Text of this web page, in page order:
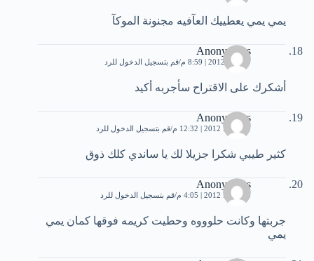
يمي يمي يعطييك العآفيه مجنونة الموكآ
Anonymous
9 يوليو، 2012 | 8:59 م قم بتسجيل الدخول للرد
أشكرك على الاقتراح سأجربه أكيد
Anonymous
11 يوليو، 2012 | 12:32 م قم بتسجيل الدخول للرد
كثير طيبي شكرا جزيلا لك يا ساندي كلك ذوق
Anonymous
18 يوليو، 2012 | 4:05 م قم بتسجيل الدخول للرد
جربتها وكانت حلوووه وحطيت كريمه فوقها كمان يمي
يمي